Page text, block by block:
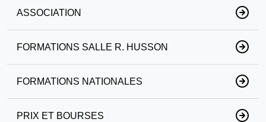
ASSOCIATION
FORMATIONS SALLE R. HUSSON
FORMATIONS NATIONALES
PRIX ET BOURSES